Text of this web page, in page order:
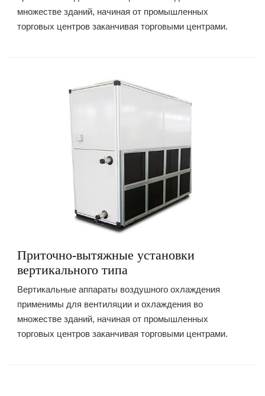
множестве зданий, начиная от промышленных
торговых центров заканчивая торговыми центрами.
Приточно-вытяжные установки
вертикального типа
Вертикальные аппараты воздушного охлаждения
применимы для вентиляции и охлаждения во
множестве зданий, начиная от промышленных
торговых центров заканчивая торговыми центрами.